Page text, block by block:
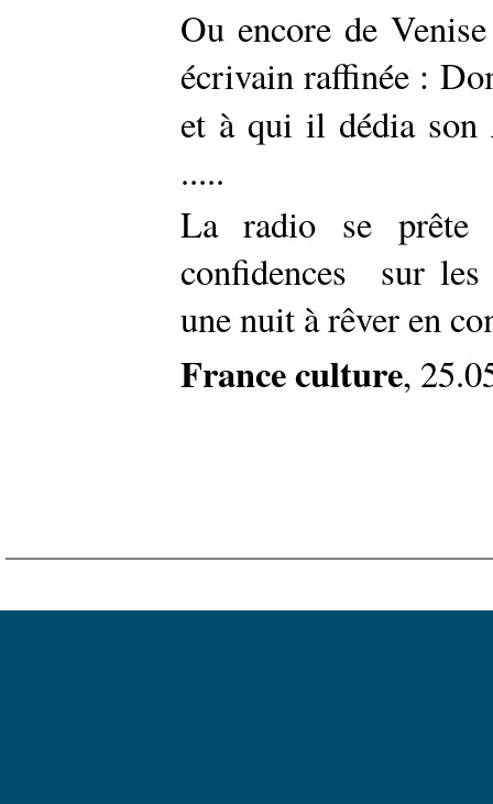
Ou encore de
écrivain raffinée :
et à qui il dédia son
.....
La radio se prête
confidences sur les
une nuit à rêver en
France culture,